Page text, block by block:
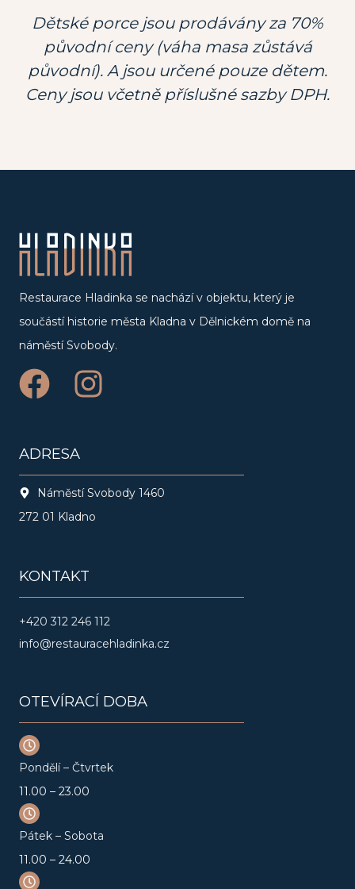
Dětské porce jsou prodávány za 70%
původní ceny (váha masa zůstává
původní). A jsou určené pouze dětem.
Ceny jsou včetně příslušné sazby DPH.
Restaurace Hladinka se nachází v objektu, který je
součástí historie města Kladna v Dělnickém domě na
náměstí Svobody.
F
c
e
b
o
k
I
t
a
r
a
m
ADRESA
Náměstí Svobody 1460
272 01 Kladno
KONTAKT
+420 312 246 112
info@restauracehladinka.cz
OTEVÍRACÍ DOBA
Pondělí – Čtvrtek
11.00 – 23.00
Pátek – Sobota
11.00 – 24.00